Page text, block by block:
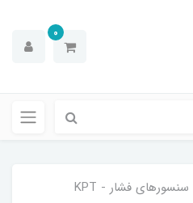
0
سنسورهای فشار - KPT